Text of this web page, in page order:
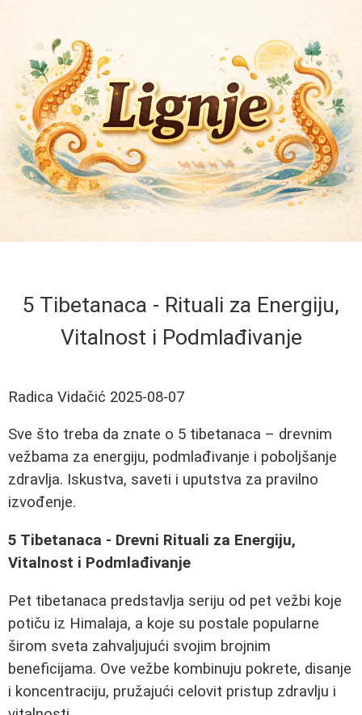
5 Tibetanaca - Rituali za Energiju,
Vitalnost i Podmlađivanje
Radica Vidačić 2025-08-07
Sve što treba da znate o 5 tibetanaca – drevnim
vežbama za energiju, podmlađivanje i poboljšanje
zdravlja. Iskustva, saveti i uputstva za pravilno
izvođenje.
5 Tibetanaca - Drevni Rituali za Energiju,
Vitalnost i Podmlađivanje
Pet tibetanaca predstavlja seriju od pet vežbi koje
potiču iz Himalaja, a koje su postale popularne
širom sveta zahvaljujući svojim brojnim
beneficijama. Ove vežbe kombinuju pokrete, disanje
i koncentraciju, pružajući celovit pristup zdravlju i